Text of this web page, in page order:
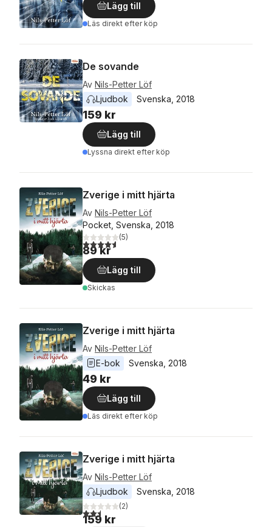
Lägg till
Läs direkt efter köp
De sovande
Av Nils-Petter Löf
Ljudbok
Svenska 2018
159 kr
Lägg till
Lyssna direkt efter köp
Zverige i mitt hjärta
Av Nils-Petter Löf
Pocket, Svenska, 2018
4,6utav 5 stjärnor. Totalt antal röster:
(5)
89 kr
Lägg till
Skickas
Zverige i mitt hjärta
Av Nils-Petter Löf
E-bok
Svenska 2018
49 kr
Lägg till
Läs direkt efter köp
Zverige i mitt hjärta
Av Nils-Petter Löf
Ljudbok
Svenska 2018
2,5utav 5 stjärnor. Totalt antal röster:
(2)
159 kr